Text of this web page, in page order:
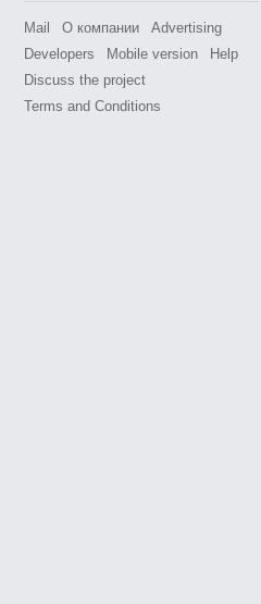
Mail О компании
Advertising
Developers
Mobile version
Help
Discuss the project
Terms and Conditions